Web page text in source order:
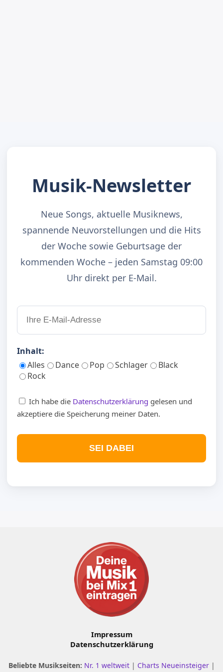
Musik-Newsletter
Neue Songs, aktuelle Musiknews,
spannende Neuvorstellungen und die Hits
der Woche sowie Geburtsage der
kommenden Woche – jeden Samstag 09:00
Uhr direkt per E-Mail.
Inhalt:
Alles
Dance Pop Schlager
Black
Rock
Ich habe die Datenschutzerklärung gelesen und
akzeptiere die Speicherung meiner Daten.
SEI DABEI
Impressum
Datenschutzerklärung
Beliebte Musikseiten: Nr. 1 weltweit | Charts Neueinsteiger |